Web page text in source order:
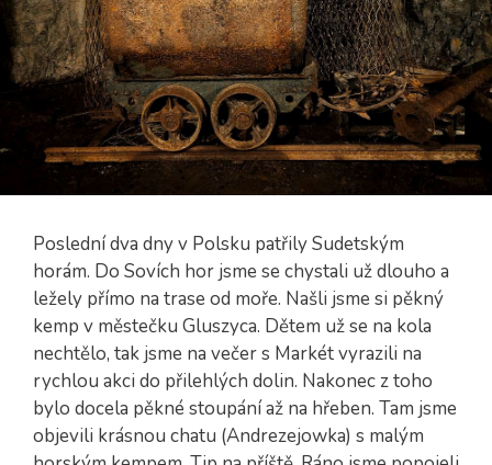
Poslední dva dny v Polsku patřily Sudetským
horám. Do Sovích hor jsme se chystali už dlouho a
ležely přímo na trase od moře. Našli jsme si pěkný
kemp v městečku Gluszyca. Dětem už se na kola
nechtělo, tak jsme na večer s Markét vyrazili na
rychlou akci do přilehlých dolin. Nakonec z toho
bylo docela pěkné stoupání až na hřeben. Tam jsme
objevili krásnou chatu (Andrezejowka) s malým